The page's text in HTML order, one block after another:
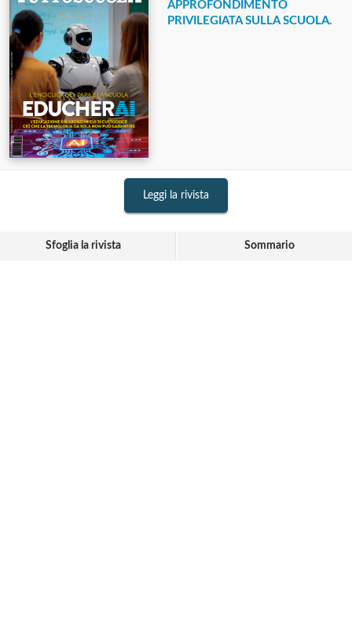
APPROFONDIMENTO
PRIVILEGIATA SULLA SCUOLA.
Leggi la rivista
Sfoglia la rivista Sommario